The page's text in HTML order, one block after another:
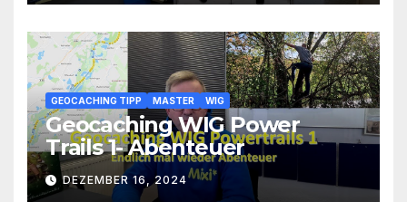
GEOCACHING TIPP MASTER WIG
Geocaching WIG Power
Trails 1- Abenteuer
DEZEMBER 16, 2024